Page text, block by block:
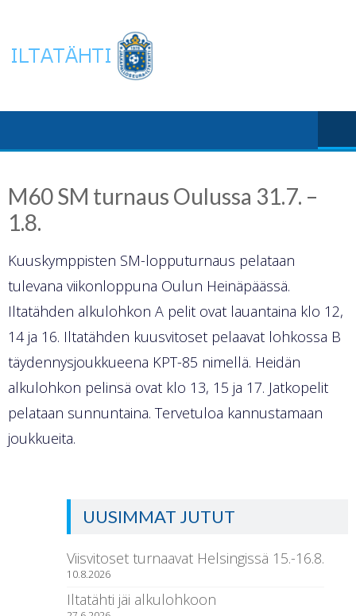
content
M60 SM turnaus Oulussa 31.7. –
1.8.
Kuuskymppisten SM-lopputurnaus pelataan
tulevana viikonloppuna Oulun Heinäpäässä.
Iltatähden alkulohkon A pelit ovat lauantaina klo 12,
14 ja 16. Iltatähden kuusvitoset pelaavat lohkossa B
täydennysjoukkueena KPT-85 nimellä. Heidän
alkulohkon pelinsä ovat klo 13, 15 ja 17. Jatkopelit
pelataan sunnuntaina. Tervetuloa kannustamaan
joukkueita.
UUSIMMAT JUTUT
Viisvitoset turnaavat Helsingissä 15.-16.8.
10.8.2026
Iltatähti jäi alkulohkoon